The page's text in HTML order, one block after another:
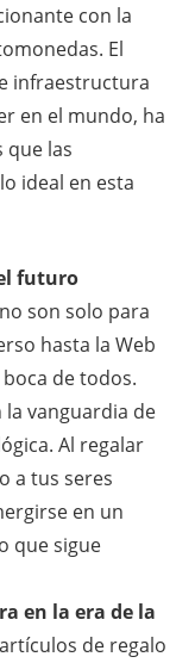
con la
El
infraestructura
en el mundo, ha
que las
ideal en esta
futuro
son solo para
hasta la Web
de todos.
vanguardia de
Al regalar
a tus seres
en un
que sigue
en la era de la
de regalo